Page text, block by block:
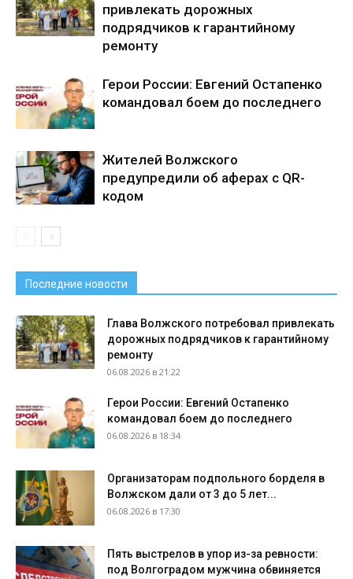
привлекать дорожных
подрядчиков к гарантийному
ремонту
Герои России: Евгений Остапенко
командовал боем до последнего
Жителей Волжского
предупредили об аферах с QR-
кодом
Последние новости
Глава Волжского потребовал привлекать
дорожных подрядчиков к гарантийному
ремонту
06.08.2026 в 21:22
Герои России: Евгений Остапенко
командовал боем до последнего
06.08.2026 в 18:34
Организаторам подпольного борделя в
Волжском дали от 3 до 5 лет...
06.08.2026 в 17:30
Пять выстрелов в упор из-за ревности:
под Волгоградом мужчина обвиняется